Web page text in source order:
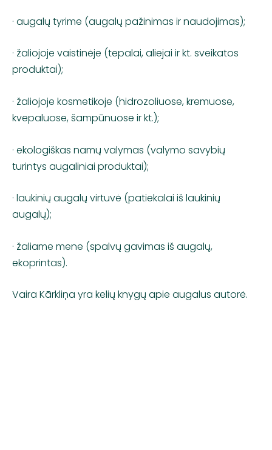
· augalų tyrime (augalų pažinimas ir naudojimas);
· žaliojoje vaistinėje (tepalai, aliejai ir kt. sveikatos
produktai);
· žaliojoje kosmetikoje (hidrozoliuose, kremuose,
kvepaluose, šampūnuose ir kt.);
· ekologiškas namų valymas (valymo savybių
turintys augaliniai produktai);
· laukinių augalų virtuvė (patiekalai iš laukinių
augalų);
· žaliame mene (spalvų gavimas iš augalų,
ekoprintas).
Vaira Kārkliņa yra kelių knygų apie augalus autorė.